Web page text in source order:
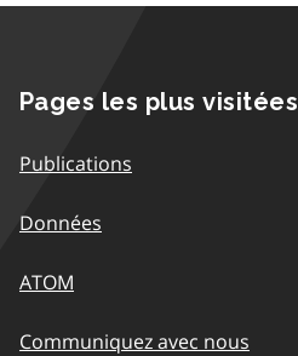
Pages les plus visitées
Publications
Données
ATOM
Communiquez avec nous